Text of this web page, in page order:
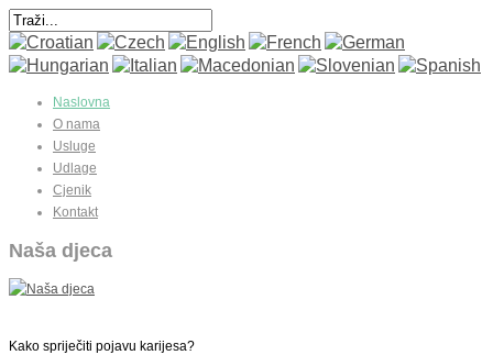
Naslovna
O nama
Usluge
Udlage
Cjenik
Kontakt
Naša djeca
Kako spriječiti pojavu karijesa?